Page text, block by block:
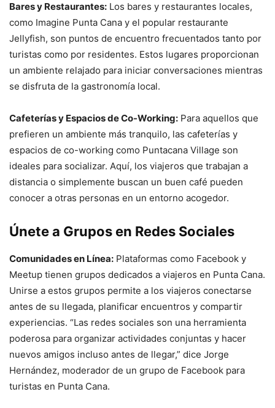
Bares y Restaurantes: Los bares y restaurantes locales,
como Imagine Punta Cana y el popular restaurante
Jellyfish, son puntos de encuentro frecuentados tanto por
turistas como por residentes. Estos lugares proporcionan
un ambiente relajado para iniciar conversaciones mientras
se disfruta de la gastronomía local.
Cafeterías y Espacios de Co-Working: Para aquellos que
prefieren un ambiente más tranquilo, las cafeterías y
espacios de co-working como Puntacana Village son
ideales para socializar. Aquí, los viajeros que trabajan a
distancia o simplemente buscan un buen café pueden
conocer a otras personas en un entorno acogedor.
Únete a Grupos en Redes Sociales
Comunidades en Línea: Plataformas como Facebook y
Meetup tienen grupos dedicados a viajeros en Punta Cana.
Unirse a estos grupos permite a los viajeros conectarse
antes de su llegada, planificar encuentros y compartir
experiencias. “Las redes sociales son una herramienta
poderosa para organizar actividades conjuntas y hacer
nuevos amigos incluso antes de llegar,” dice Jorge
Hernández, moderador de un grupo de Facebook para
turistas en Punta Cana.